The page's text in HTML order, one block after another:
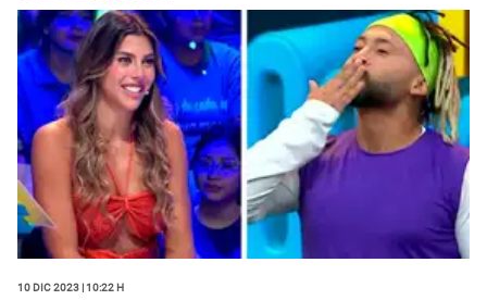
10 Dic 2023 | 10:22 h